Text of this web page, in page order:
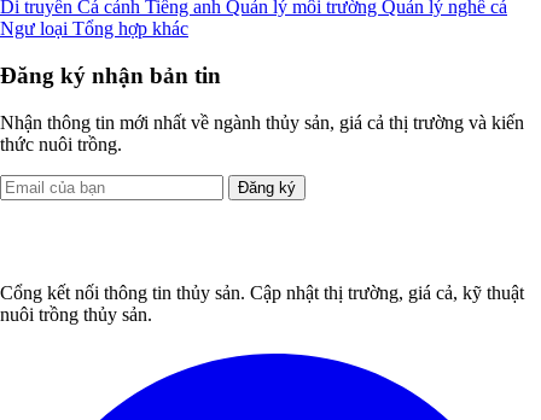
Di truyền Cá cảnh Tiếng anh Quản lý môi trường Quản lý nghề cá
Ngư loại Tổng hợp khác
Đăng ký nhận bản tin
Nhận thông tin mới nhất về ngành thủy sản, giá cả thị trường và kiến
thức nuôi trồng.
Đăng ký
Cổng kết nối thông tin thủy sản. Cập nhật thị trường, giá cả, kỹ thuật
nuôi trồng thủy sản.